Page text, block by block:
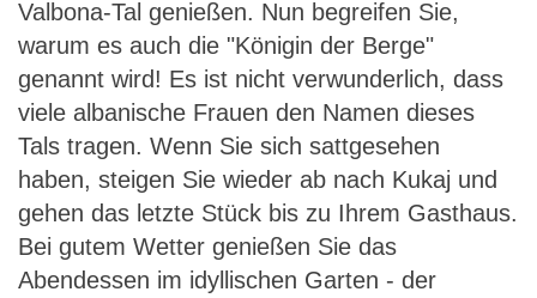
Valbona-Tal genießen. Nun begreifen Sie,
warum es auch die "Königin der Berge"
genannt wird! Es ist nicht verwunderlich, dass
viele albanische Frauen den Namen dieses
Tals tragen. Wenn Sie sich sattgesehen
haben, steigen Sie wieder ab nach Kukaj und
gehen das letzte Stück bis zu Ihrem Gasthaus.
Bei gutem Wetter genießen Sie das
Abendessen im idyllischen Garten - der